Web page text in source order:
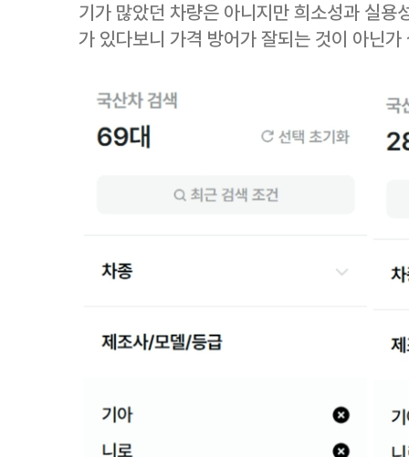
기가 많았던 차량은 아니지만 희소성과 실용
가 있다보니 가격 방어가 잘되는 것이 아닌가